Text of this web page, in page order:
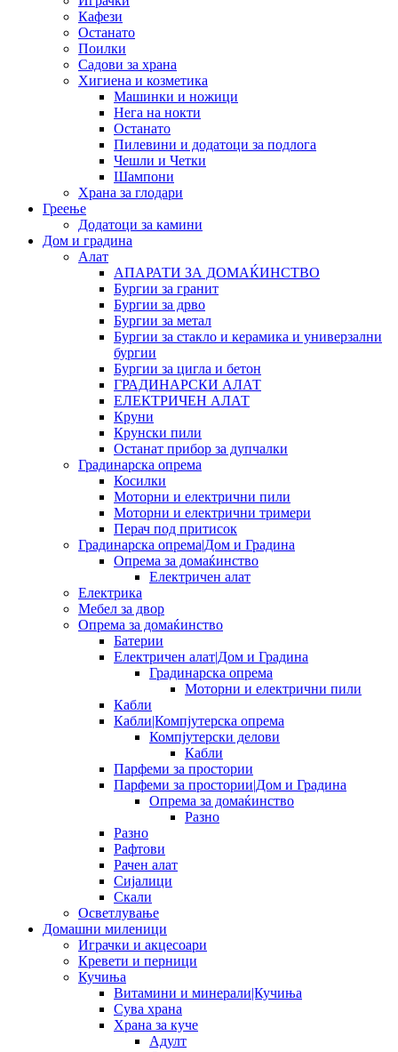
Кафези
Останато
Поилки
Садови за храна
Хигиена и козметика
Машинки и ножици
Нега на нокти
Останато
Пилевини и додатоци за подлога
Чешли и Четки
Шампони
Храна за глодари
Греење
Додатоци за камини
Дом и градина
Алат
АПАРАТИ ЗА ДОМАЌИНСТВО
Бургии за гранит
Бургии за дрво
Бургии за метал
Бургии за стакло и керамика и универзални
бургии
Бургии за цигла и бетон
ГРАДИНАРСКИ АЛАТ
ЕЛЕКТРИЧЕН АЛАТ
Круни
Крунски пили
Останат прибор за дупчалки
Градинарска опрема
Косилки
Моторни и електрични пили
Моторни и електрични тримери
Перач под притисок
Градинарска опрема|Дом и Градина
Опрема за домаќинство
Електричен алат
Електрика
Мебел за двор
Опрема за домаќинство
Батерии
Електричен алат|Дом и Градина
Градинарска опрема
Моторни и електрични пили
Кабли
Кабли|Компјутерска опрема
Компјутерски делови
Кабли
Парфеми за простории
Парфеми за простории|Дом и Градина
Опрема за домаќинство
Разно
Разно
Рафтови
Рачен алат
Сијалици
Скали
Осветлување
Домашни миленици
Играчки и акцесоари
Кревети и перници
Кучиња
Витамини и минерали|Кучиња
Сува храна
Храна за куче
Адулт